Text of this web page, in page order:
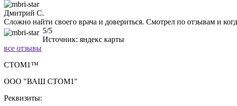
Дмитрий С.
Сложно найти своего врача и довериться. Смотрел по отзывам и
5/5
Источник: яндекс карты
все отзывы
CТОМ1™
ООО "ВАШ СТОМ1"
Реквизиты: